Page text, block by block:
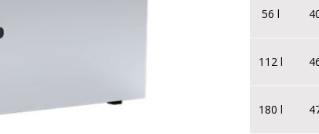
56 l
112 l
180 l